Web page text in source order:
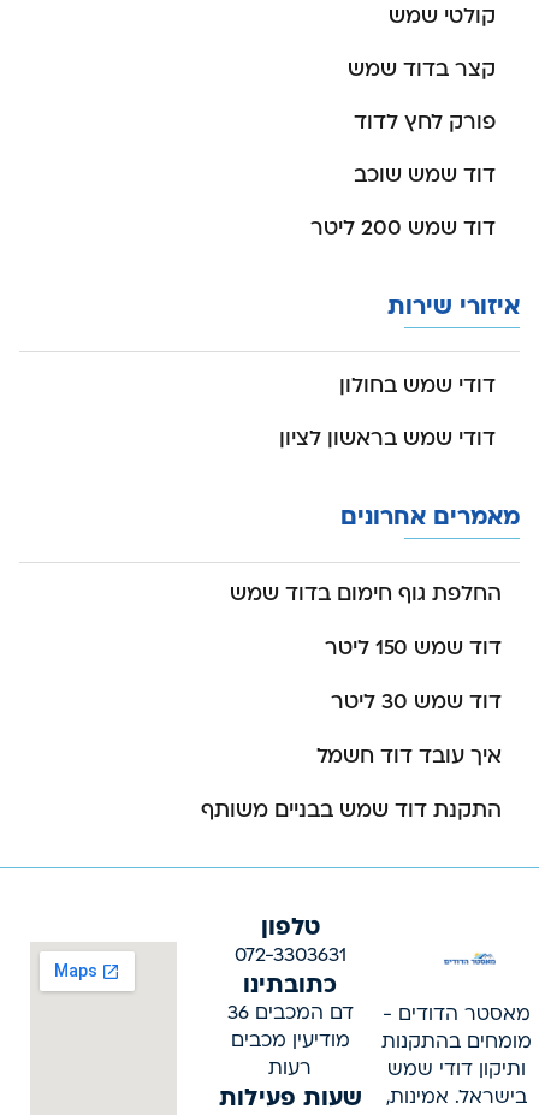
קולטי שמש
קצר בדוד שמש
פורק לחץ לדוד
דוד שמש שוכב
דוד שמש 200 ליטר
איזורי שירות
דודי שמש בחולון
דודי שמש בראשון לציון
מאמרים אחרונים
החלפת גוף חימום בדוד שמש
דוד שמש 150 ליטר
דוד שמש 30 ליטר
איך עובד דוד חשמל
התקנת דוד שמש בבניים משותף
מאסטר הדודים -
מומחים בהתקנות
ותיקון דודי שמש
בישראל. אמינות,
טלפון
072-3303631
כתובתינו
דם המכבים 36
מודיעין מכבים
רעות
שעות פעילות